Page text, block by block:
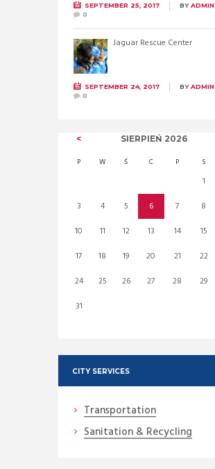
SEPTEMBER 25, 2017 BYADMIN
0
Jaguar Rescue Center
SEPTEMBER 24, 2017 BYADMIN
0
SIERPIEŃ 2026
P W Ś C P S
1
3
4 5 6 7 8
10
11 12 13 14 15
17
18 19 20 21 22
24
25 26 27 28 29
31
CITY SERVICES
Transportation
Sanitation & Recycling